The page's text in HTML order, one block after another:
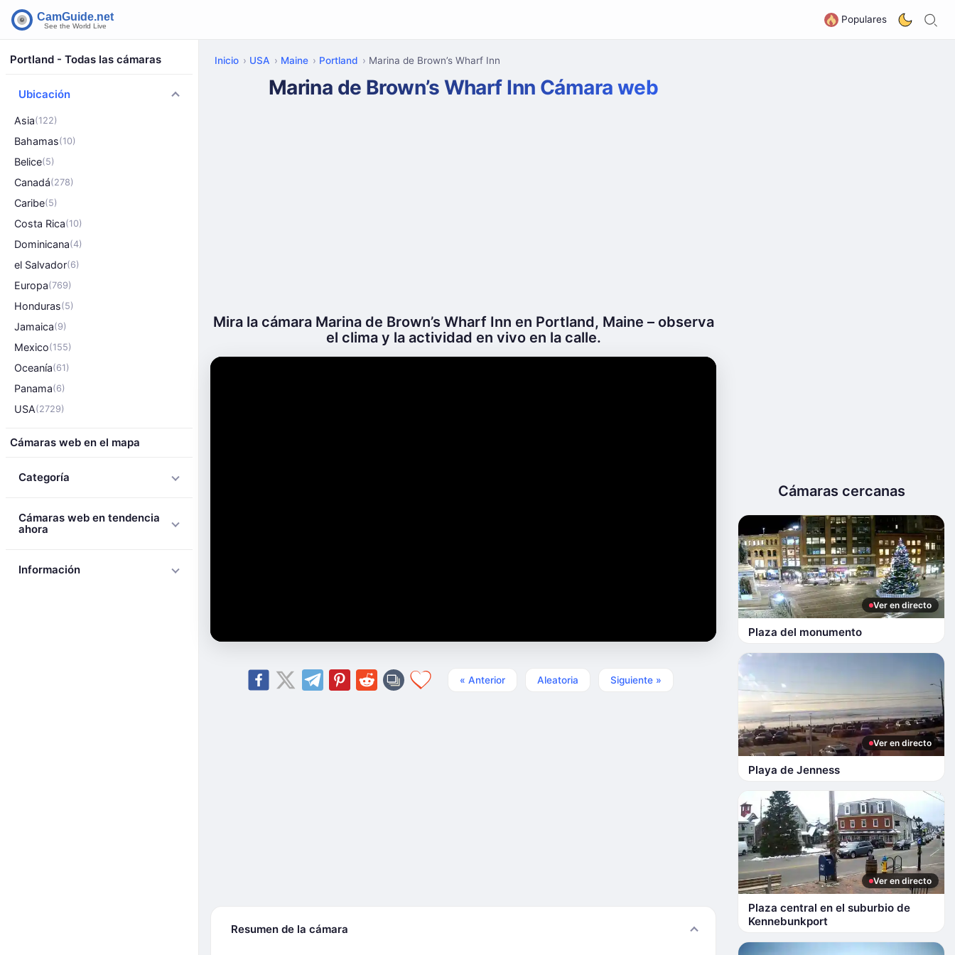
Populares
Portland - Todas las cámaras
Ubicación
Asia(122)
Bahamas(10)
Belice(5)
Canadá(278)
Caribe(5)
Costa Rica(10)
Dominicana(4)
el Salvador(6)
Europa(769)
Honduras(5)
Jamaica(9)
Mexico(155)
Oceanía(61)
Panama(6)
USA(2729)
Cámaras web en el mapa
Categoría
Cámaras web en tendencia
ahora
Información
Inicio USA Maine Portland Marina de Brown’s Wharf Inn
Marina de Brown’s Wharf Inn Cámara web
Mira la cámara Marina de Brown’s Wharf Inn en Portland, Maine – observa
el clima y la actividad en vivo en la calle.
« Anterior Aleatoria Siguiente »
Resumen de la cámara
Cámaras cercanas
Ver en directo
Plaza del monumento
Ver en directo
Playa de Jenness
Ver en directo
Plaza central en el suburbio de
Kennebunkport